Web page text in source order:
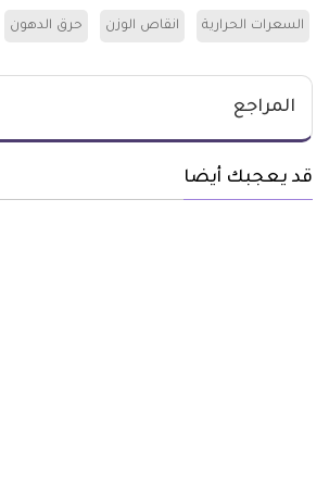
السعرات الحرارية انقاص الوزن حرق الدهون
المراجع
قد يعجبك أيضا